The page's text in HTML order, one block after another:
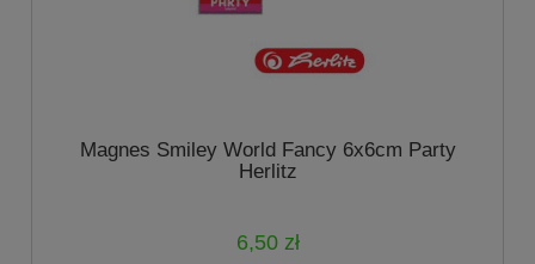
Magnes Smiley World Fancy 6x6cm Party
Herlitz
6,50 zł